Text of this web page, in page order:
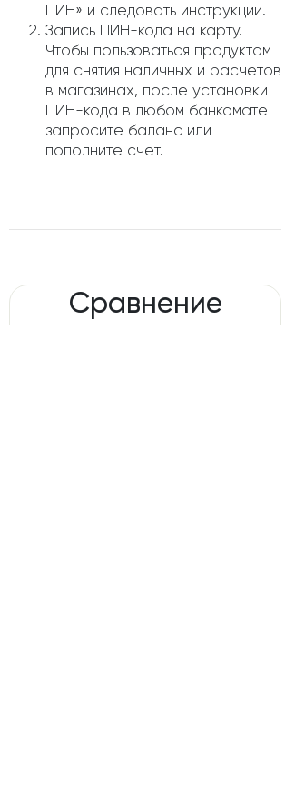
ПИН» и следовать инструкции.
Запись ПИН-кода на карту.
Чтобы пользоваться продуктом
для снятия наличных и расчетов
в магазинах, после установки
ПИН-кода в любом банкомате
запросите баланс или
пополните счет.
Сравнение
банковской карты